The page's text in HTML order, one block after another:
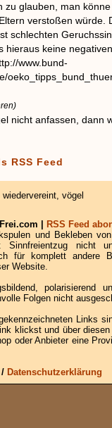
zu glauben, man
verstoßen würde.
schlechten
hieraus keine
www.bund-
nicht anfassen, dann
RSS Feed
wiedervereint, vögel
|
RSS Feed
und Bekleben
nicht
für komplett andere
Website.
polarisierend
Folgen nicht
Links
klickst und über
oder Anbieter eine
/ Datenschutzerklärung